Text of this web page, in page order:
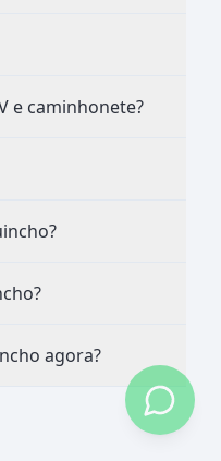
e caminhonete?
agora?